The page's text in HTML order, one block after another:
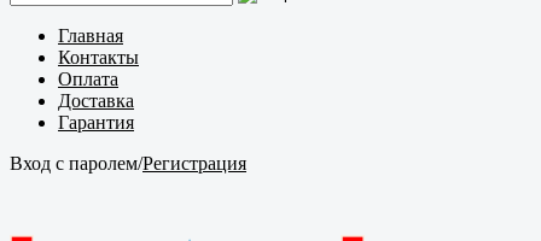
Главная
Контакты
Оплата
Доставка
Гарантия
Вход с паролем/Регистрация